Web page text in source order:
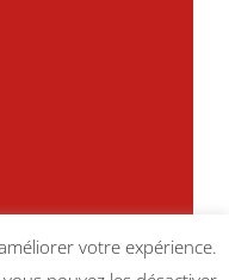
votre expérience.